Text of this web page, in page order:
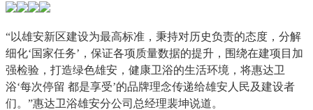
“以雄安新区建设为最高标准，秉持对历史负责的态度，分解
细化‘国家任务’，保证各项质量数据的提升，围绕在建项目加
强检验，打造绿色雄安，健康卫浴的生活环境，将惠达卫
浴‘每次停留 都是享受’的品牌理念传递给雄安人民及建设者
们。”惠达卫浴雄安分公司总经理裴坤说道。